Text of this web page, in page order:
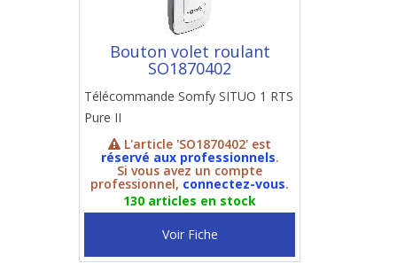
Bouton volet roulant
SO1870402
Télécommande Somfy SITUO 1 RTS
Pure II
L'article 'SO1870402' est
réservé aux professionnels.
Si vous avez un compte
professionnel, connectez-vous.
130 articles en stock
Voir Fiche